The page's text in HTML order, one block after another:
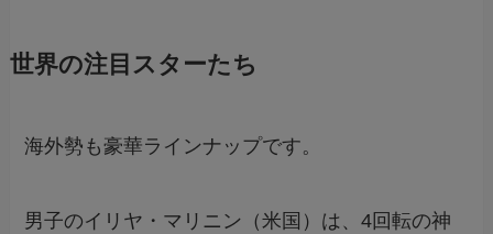
世界の注目スターたち
海外勢も豪華ラインナップです。
男子のイリヤ・マリニン（米国）は、4回転の神